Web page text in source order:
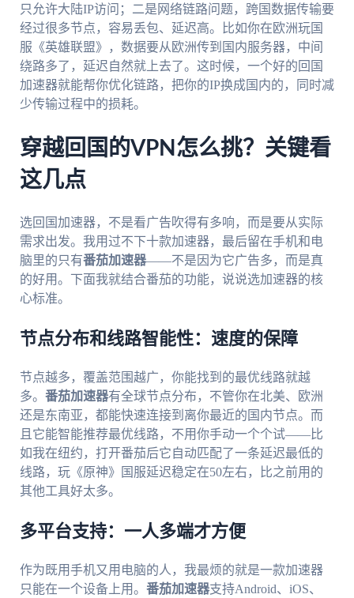
只允许大陆IP访问；二是网络链路问题，跨国数据传输要
经过很多节点，容易丢包、延迟高。比如你在欧洲玩国
服《英雄联盟》，数据要从欧洲传到国内服务器，中间
绕路多了，延迟自然就上去了。这时候，一个好的回国
加速器就能帮你优化链路，把你的IP换成国内的，同时减
少传输过程中的损耗。
穿越回国的VPN怎么挑？关键看
这几点
选回国加速器，不是看广告吹得有多响，而是要从实际
需求出发。我用过不下十款加速器，最后留在手机和电
脑里的只有番茄加速器——不是因为它广告多，而是真
的好用。下面我就结合番茄的功能，说说选加速器的核
心标准。
节点分布和线路智能性：速度的保障
节点越多，覆盖范围越广，你能找到的最优线路就越
多。 番茄加速器有全球节点分布，不管你在北美、欧洲
还是东南亚，都能快速连接到离你最近的国内节点。而
且它能智能推荐最优线路，不用你手动一个个试——比
如我在纽约，打开番茄后它自动匹配了一条延迟最低的
线路，玩《原神》国服延迟稳定在50左右，比之前用的
其他工具好太多。
多平台支持：一人多端才方便
作为既用手机又用电脑的人，我最烦的就是一款加速器
只能在一个设备上用。 番茄加速器支持Android、iOS、